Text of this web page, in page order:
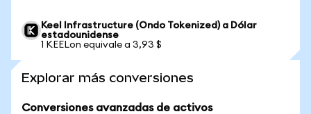
Keel Infrastructure (Ondo Tokenized) a Dólar
estadounidense
1 KEELon equivale a 3,93 $
Explorar más conversiones
Conversiones avanzadas de activos